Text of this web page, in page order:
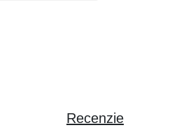
Recenzie